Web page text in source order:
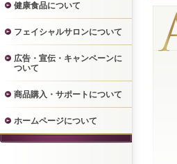
健康食品について
フェイシャルサロンについて
広告・宣伝・キャンペーンに
ついて
商品購入・サポートについて
ホームページについて